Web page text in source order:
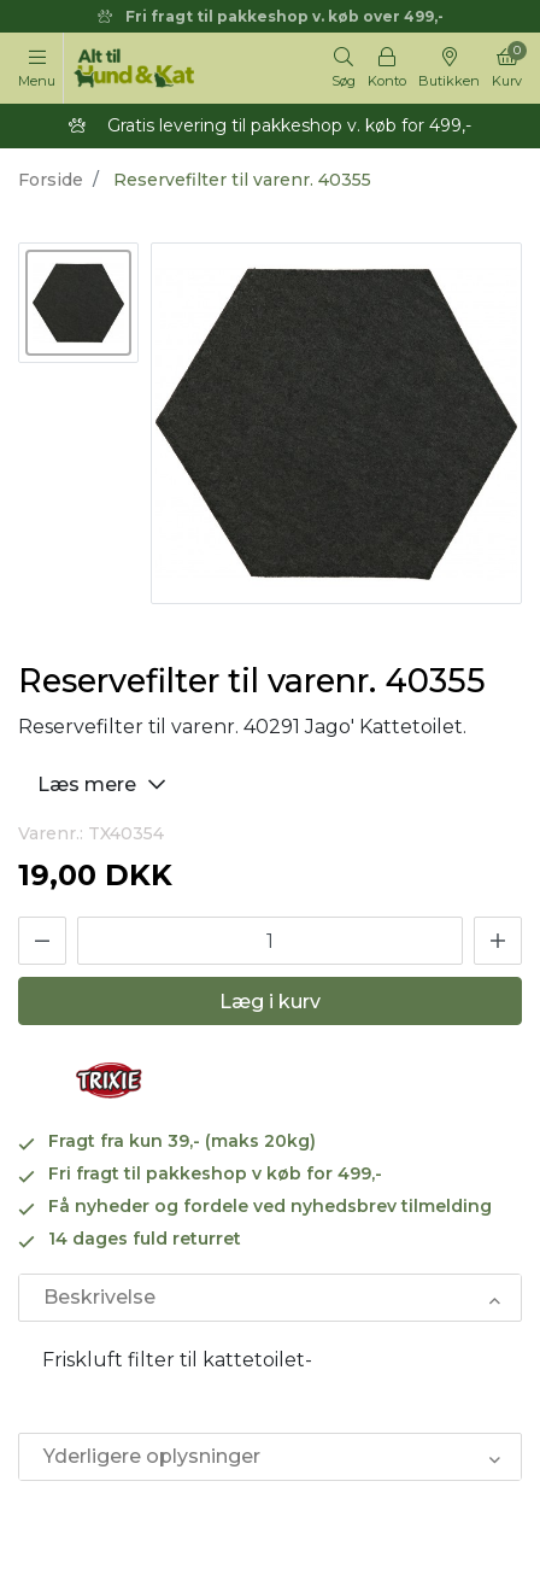
Fri fragt til pakkeshop v. køb over 499,-
Menu Søg Konto Butikken Kurv
0
Gratis levering til pakkeshop v. køb for 499,-
Forside Reservefilter til varenr. 40355
Reservefilter til varenr. 40355
Reservefilter til varenr. 40291 Jago' Kattetoilet.
Læs mere
Varenr.: TX40354
19,00 DKK
Læg i kurv
Fragt fra kun 39,- (maks 20kg)
Fri fragt til pakkeshop v køb for 499,-
Få nyheder og fordele ved nyhedsbrev tilmelding
14 dages fuld returret
Beskrivelse
Friskluft filter til kattetoilet-
Yderligere oplysninger